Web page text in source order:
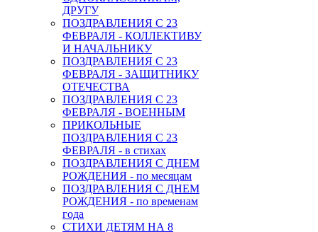
ДРУГУ
ПОЗДРАВЛЕНИЯ С 23
ФЕВРАЛЯ - КОЛЛЕКТИВУ
И НАЧАЛЬНИКУ
ПОЗДРАВЛЕНИЯ С 23
ФЕВРАЛЯ - ЗАЩИТНИКУ
ОТЕЧЕСТВА
ПОЗДРАВЛЕНИЯ С 23
ФЕВРАЛЯ - ВОЕННЫМ
ПРИКОЛЬНЫЕ
ПОЗДРАВЛЕНИЯ С 23
ФЕВРАЛЯ - в стихах
ПОЗДРАВЛЕНИЯ С ДНЕМ
РОЖДЕНИЯ - по месяцам
ПОЗДРАВЛЕНИЯ С ДНЕМ
РОЖДЕНИЯ - по временам
года
СТИХИ ДЕТЯМ НА 8